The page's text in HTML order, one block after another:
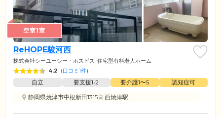
空室1室
ReHOPE駿河西
株式会社シーユーシー・ホスピス 住宅型有料老人ホーム
4.2 (口コミ1件)
自立 要支援1•2 要介護1〜5
認知症可
静岡県焼津市中根新田1315
西焼津駅